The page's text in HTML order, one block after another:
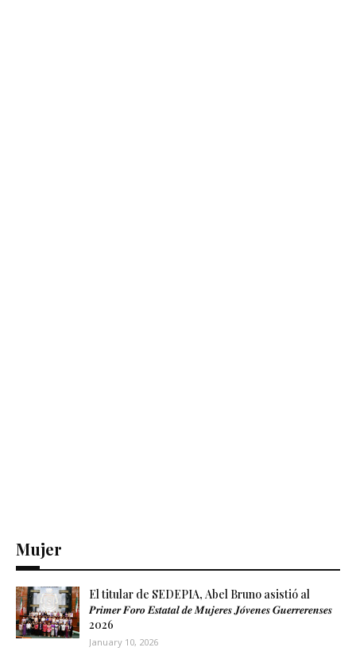
Mujer
El titular de SEDEPIA, Abel Bruno asistió al
𝑷𝒓𝒊𝒎𝒆𝒓 𝑭𝒐𝒓𝒐 𝑬𝒔𝒕𝒂𝒕𝒂𝒍 𝒅𝒆 𝑴𝒖𝒋𝒆𝒓𝒆𝒔 𝑱𝒐́𝒗𝒆𝒏𝒆𝒔 𝑮𝒖𝒆𝒓𝒓𝒆𝒓𝒆𝒏𝒔𝒆𝒔
2026
January 10, 2026